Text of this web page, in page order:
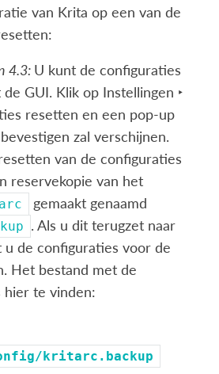
van Krita op een van de
4.3: U kunt de configuraties
GUI. Klik op Instellingen ‣
resetten en een pop-up
zal verschijnen.
van de configuraties
reservekopie van het
gemaakt genaamd
. Als u dit terugzet naar
u de configuraties voor de
Het bestand met de
hier te vinden:
kritarc.backup